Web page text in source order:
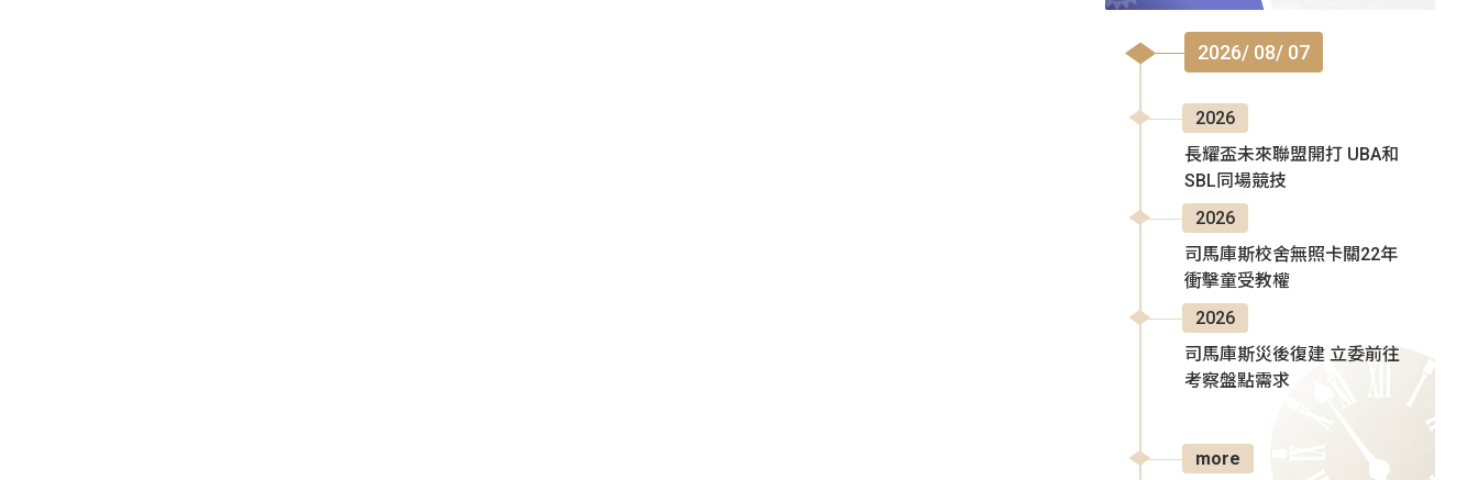
2026/ 08/ 07
2026
長耀盃未來聯盟開打 UBA和
SBL同場競技
2026
司馬庫斯校舍無照卡關22年
衝擊童受教權
2026
司馬庫斯災後復建 立委前往
考察盤點需求
more